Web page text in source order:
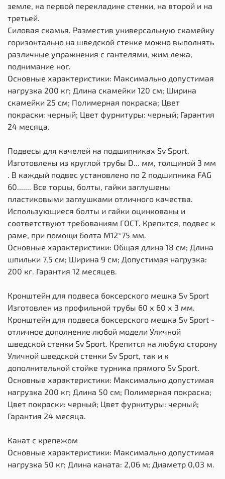
земле, на первой перекладине стенки, на второй и на
третьей.
Силовая скамья. Разместив универсальную скамейку
горизонтально на шведской стенке можно выполнять
различные упражнения с гантелями, жим лежа,
поднимание ног.
Основные характеристики: Максимально допустимая
нагрузка 200 кг; Длина скамейки 120 см; Ширина
скамейки 25 см; Полимерная покраска; Цвет
покраски: черный; Цвет фурнитуры: черный; Гарантия
24 месяца.
Подвесы для качелей на подшипниках Sv Sport.
Изготовлены из круглой трубы D... мм, толщиной 3 мм
. В каждый подвес установлено по 2 подшипника FAG
60....... Все торцы, болты, гайки заглушены
пластиковыми заглушками отличного качества.
Использующиеся болты и гайки оцинкованы и
соответствуют требованиям ГОСТ. Крепится, подвес к
раме, при помощи болта М12*75 мм.
Основные характеристики: Общая длина 18 см; Длина
шпильки 7,5 см; Ширина 9 см; Допустимая нагрузка:
200 кг. Гарантия 12 месяцев.
Кронштейн для подвеса боксерского мешка Sv Sport
Изготовлен из профильной трубы 60 х 60 х 3 мм.
Кронштейн для подвеса боксерского мешка Sv Sport -
отличное дополнение любой модели Уличной
шведской стенки Sv Sport. Крепится на любую сторону
Уличной шведской стенки Sv Sport, так и к
дополнительной стойке турника прямого Sv Sport.
Основные характеристики: Максимально допустимая
нагрузка 200 кг; Длина 50 см; Полимерная покраска;
Цвет покраски: черный; Цвет фурнитуры: черный;
Гарантия 24 месяца.
Канат с крепежом
Основные характеристики: Максимально допустимая
нагрузка 50 кг; Длина каната: 2,06 м; Диаметр 0,03 м.